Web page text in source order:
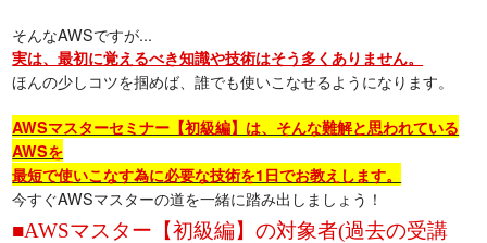
そんなAWSですが...
実は、最初に覚えるべき知識や技術はそう多くありません。
ほんの少しコツを掴めば、誰でも使いこなせるようになります。
AWSマスターセミナー【初級編】は、そんな難解と思われている
AWSを
最短で使いこなす為に必要な技術を1日でお教えします。
今すぐAWSマスターの道を一緒に踏み出しましょう！
■AWSマスター【初級編】の対象者(過去の受講